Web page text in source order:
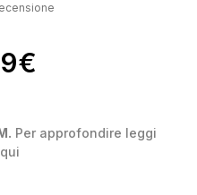
Per approfondire leggi
qui